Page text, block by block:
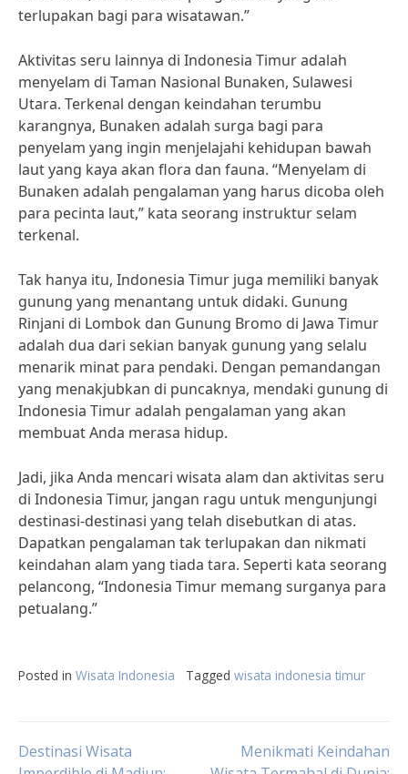
terlupakan bagi para wisatawan.”
Aktivitas seru lainnya di Indonesia Timur adalah
menyelam di Taman Nasional Bunaken, Sulawesi
Utara. Terkenal dengan keindahan terumbu
karangnya, Bunaken adalah surga bagi para
penyelam yang ingin menjelajahi kehidupan bawah
laut yang kaya akan flora dan fauna. “Menyelam di
Bunaken adalah pengalaman yang harus dicoba oleh
para pecinta laut,” kata seorang instruktur selam
terkenal.
Tak hanya itu, Indonesia Timur juga memiliki banyak
gunung yang menantang untuk didaki. Gunung
Rinjani di Lombok dan Gunung Bromo di Jawa Timur
adalah dua dari sekian banyak gunung yang selalu
menarik minat para pendaki. Dengan pemandangan
yang menakjubkan di puncaknya, mendaki gunung di
Indonesia Timur adalah pengalaman yang akan
membuat Anda merasa hidup.
Jadi, jika Anda mencari wisata alam dan aktivitas seru
di Indonesia Timur, jangan ragu untuk mengunjungi
destinasi-destinasi yang telah disebutkan di atas.
Dapatkan pengalaman tak terlupakan dan nikmati
keindahan alam yang tiada tara. Seperti kata seorang
pelancong, “Indonesia Timur memang surganya para
petualang.”
Posted in Wisata Indonesia Tagged wisata indonesia timur
Post
Destinasi Wisata
Menikmati Keindahan